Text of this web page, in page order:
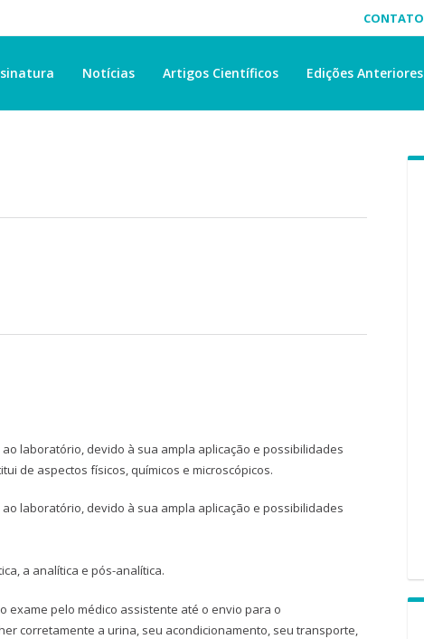
CONTATO
Notícias Artigos Científicos Edições Anteriores
laboratório, devido à sua ampla aplicação e possibilidades
de aspectos físicos, químicos e microscópicos.
laboratório, devido à sua ampla aplicação e possibilidades
a analítica e pós-analítica.
exame pelo médico assistente até o envio para o
corretamente a urina, seu acondicionamento, seu transporte,